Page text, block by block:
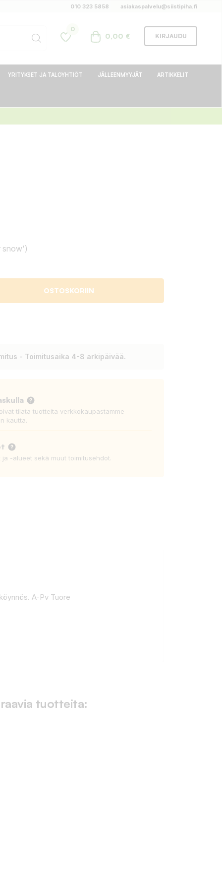
010 323 5858 asiakaspalvelu@siistipiha.fi
0
0,00 € KIRJAUDU
YRITYKSET JA TALOYHTIÖT JÄLLEENMYYJÄT ARTIKKELIT
snow')
OSTOSKORIIN
- Toimitusaika 4-8 arkipäivää.
tilata tuotteita verkkokaupastamme
kautta.
ja -alueet sekä muut toimitusehdot.
A-Pv Tuore
tuotteita: